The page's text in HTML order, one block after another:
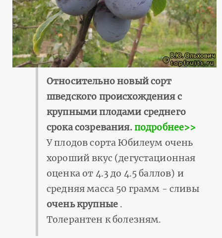
Относительно новый сорт
шведского происхождения с
крупными плодами среднего
срока созревания.подробнее>>
У плодов сорта Юбилеум очень
хороший вкус (дегустационная
оценка от 4.3 до 4.5 баллов) и
средняя масса 50 грамм - сливы
очень крупные .
Толерантен к болезням.